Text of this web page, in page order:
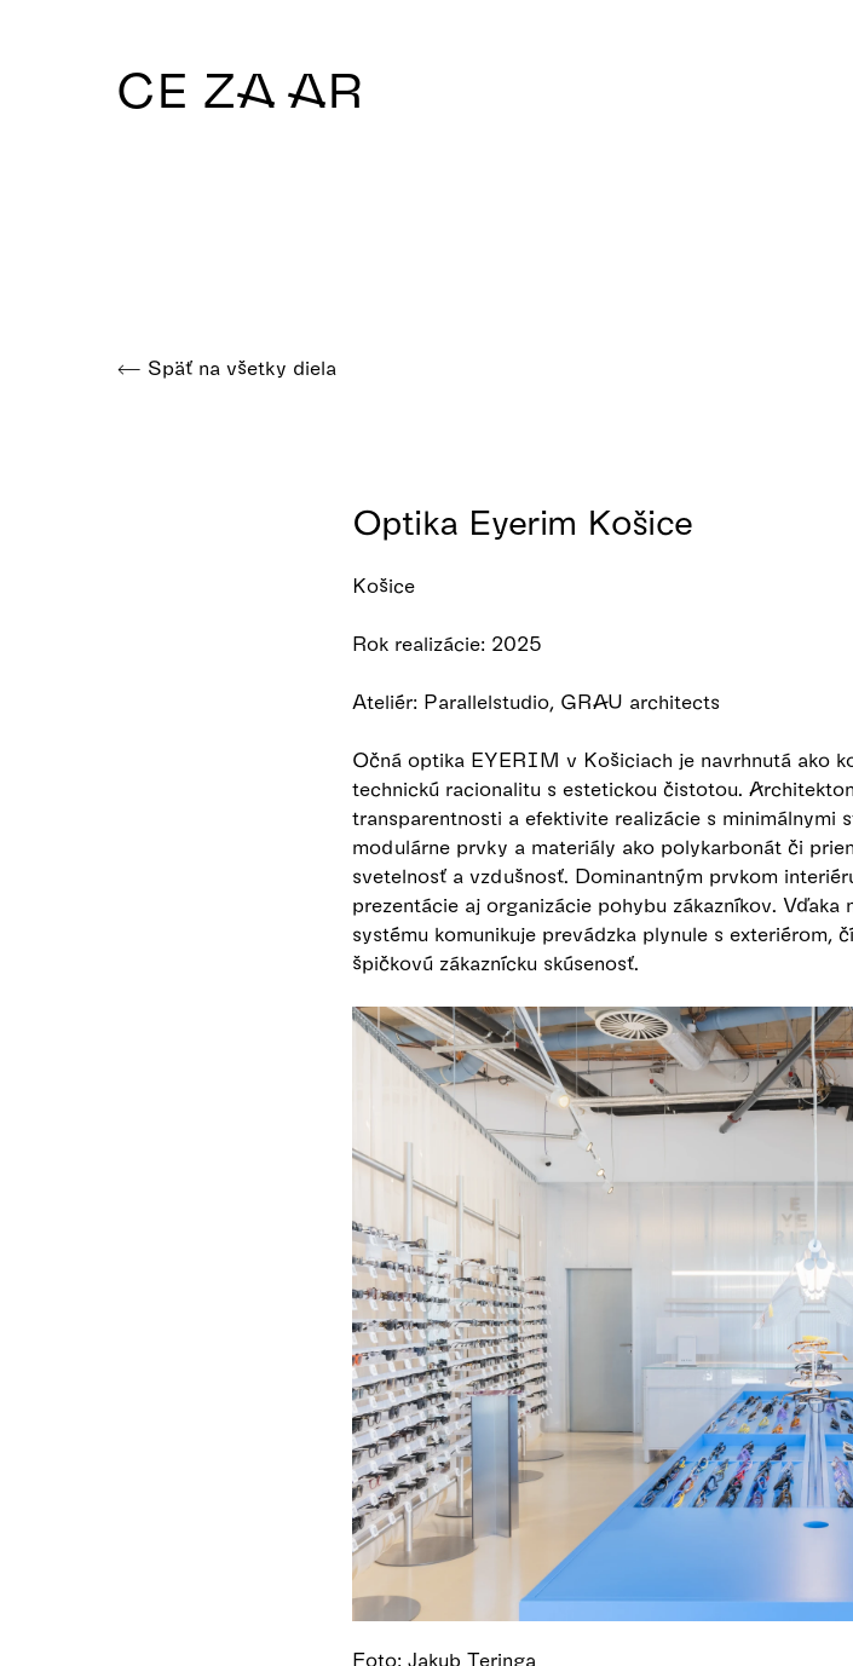
CE ZA AR
Späť na všetky diela
Optika Eyerim Košice
Košice
Rok realizácie: 2025
Ateliér: Parallelstudio, GRAU architects
Očná optika EYERIM v Košiciach je navrhnutá ako
technickú racionalitu s estetickou čistotou.
transparentnosti a efektivite realizácie s minimálnymi
modulárne prvky a materiály ako polykarbonát či
svetelnosť a vzdušnosť. Dominantným prvkom
prezentácie aj organizácie pohybu zákazníkov.
systému komunikuje prevádzka plynule s exteriérom,
špičkovú zákaznícku skúsenosť.
Foto: Jakub Teringa